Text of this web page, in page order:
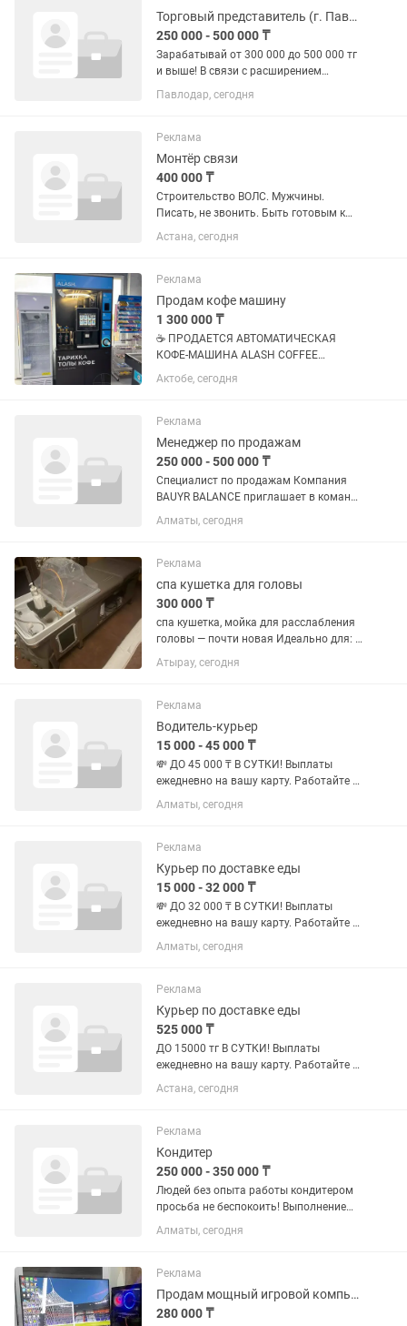
Торговый представитель (г. Павлодар)
250 000 - 500 000 ₸
Зарабатывай от 300 000 до 500 000 тг
и выше! В связи с расширением
компании по продаже питьевой воды и
напитков приглашаем в команду
Павлодар, сегодня
Реклама
Монтёр связи
400 000 ₸
Строительство ВОЛС. Мужчины.
Писать, не звонить. Быть готовым к
командировкам.
Астана, сегодня
Реклама
Продам кофе машину
1 300 000 ₸
☕ ПРОДАЕТСЯ АВТОМАТИЧЕСКАЯ
КОФЕ-МАШИНА ALASH COFFEE
Идеальное решение для бизнеса:
магазинов, АЗС, офисов, торговых
проходимостью. 📍 Цена: 1 300 000 тг
✅...
Актобе, сегодня
Реклама
Менеджер по продажам
250 000 - 500 000 ₸
Специалист по продажам Компания
BAUYR BALANCE приглашает в команду
специалиста по продажам. Мы
занимаемся продажей онлайн-
разработанных врачами и
профильными специалистами,...
Алматы, сегодня
Реклама
спа кушетка для головы
300 000 ₸
спа кушетка, мойка для расслабления
головы — почти новая Идеально для: •
SPA и салонов • массажа головы •
ухода за волосами и релакс-процедур
кушетка ✔️...
Атырау, сегодня
Реклама
Водитель-курьер
15 000 - 45 000 ₸
💸 ДО 45 000 ₸ В СУТКИ! Выплаты
ежедневно на вашу карту. Работайте в
удобном районе на собственном
автомобиле. Свободный график и
Принимать заказы через мобильное...
Алматы, сегодня
Реклама
Курьер по доставке еды
15 000 - 32 000 ₸
💸 ДО 32 000 ₸ В СУТКИ! Выплаты
ежедневно на вашу карту. Работайте в
удобном районе. Свободный график и
быстрый старт!😍 Что нужно делать: ✅
приложение. ✅ Забирать...
Алматы, сегодня
Реклама
Курьер по доставке еды
525 000 ₸
ДО 15000 тг В СУТКИ! Выплаты
ежедневно на вашу карту. Работайте в
удобном районе на собственном
автомобиле. Свободный график и
Принимать заказы через мобильное...
Астана, сегодня
Реклама
Кондитер
250 000 - 350 000 ₸
Людей без опыта работы кондитером
просьба не беспокоить! Выполнение
производственных операций в
кондитерском цехе в соответствии с
Приготовление и украшение...
Алматы, сегодня
Реклама
Продам мощный игровой компьютер
280 000 ₸